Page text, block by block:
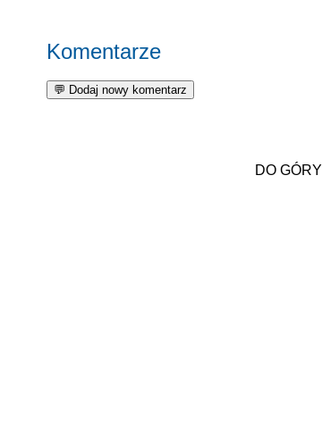
Komentarze
DO GÓRY